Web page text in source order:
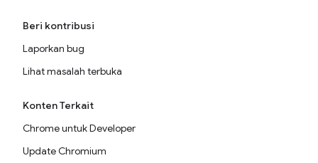
Beri kontribusi
Laporkan bug
Lihat masalah terbuka
Konten Terkait
Chrome untuk Developer
Update Chromium